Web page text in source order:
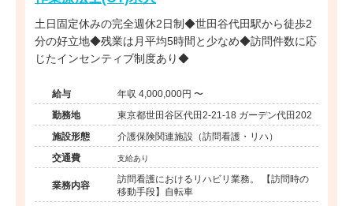
土日固定休みの完全週休2日制◆世田谷代田駅から徒歩2
分の好立地◆残業は月平均5時間と少なめ◆訪問件数に応
じたインセンティブ制度あり◆
給与
年収 4,000,000円 〜
勤務地
東京都世田谷区代田2-21-18 ガーデン代田202
施設形態
介護保険関連施設（訪問看護・リハ）
交通費
支給あり
業務内容
訪問看護におけるリハビリ業務。 【訪問時の
移動手段】自転車